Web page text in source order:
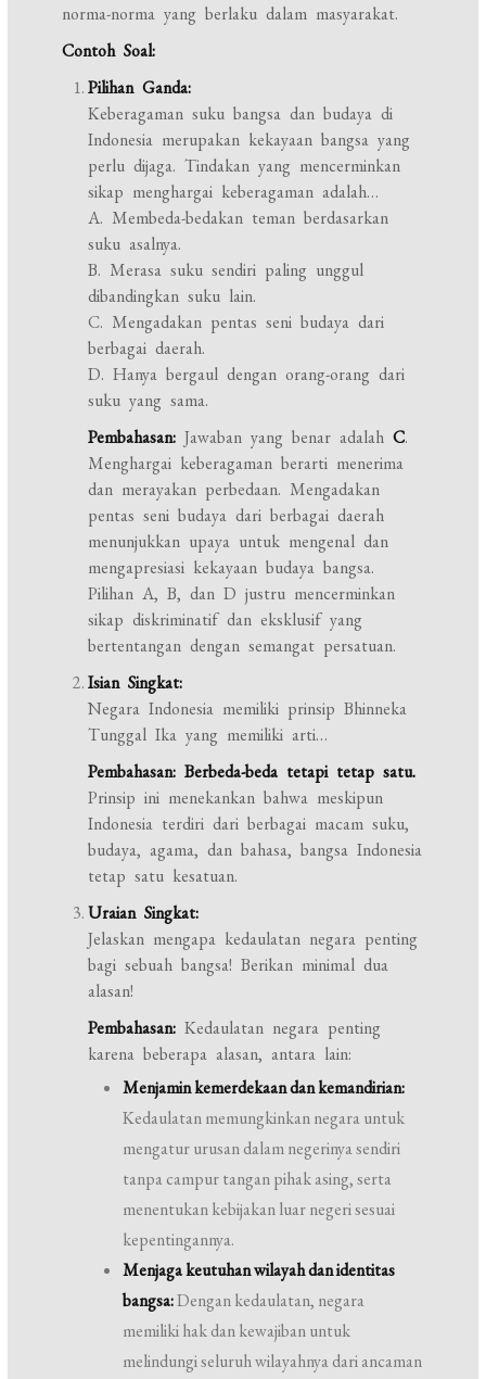
norma-norma yang berlaku dalam masyarakat.
Contoh Soal:
Pilihan Ganda:
Keberagaman suku bangsa dan budaya di
Indonesia merupakan kekayaan bangsa yang
perlu dijaga. Tindakan yang mencerminkan
sikap menghargai keberagaman adalah…
A. Membeda-bedakan teman berdasarkan
suku asalnya.
B. Merasa suku sendiri paling unggul
dibandingkan suku lain.
C. Mengadakan pentas seni budaya dari
berbagai daerah.
D. Hanya bergaul dengan orang-orang dari
suku yang sama.
Pembahasan: Jawaban yang benar adalahC.
Menghargai keberagaman berarti menerima
dan merayakan perbedaan. Mengadakan
pentas seni budaya dari berbagai daerah
menunjukkan upaya untuk mengenal dan
mengapresiasi kekayaan budaya bangsa.
Pilihan A, B, dan D justru mencerminkan
sikap diskriminatif dan eksklusif yang
bertentangan dengan semangat persatuan.
Isian Singkat:
Negara Indonesia memiliki prinsip Bhinneka
Tunggal Ika yang memiliki arti…
Pembahasan: Berbeda-beda tetapi tetap satu.
Prinsip ini menekankan bahwa meskipun
Indonesia terdiri dari berbagai macam suku,
budaya, agama, dan bahasa, bangsa Indonesia
tetap satu kesatuan.
Uraian Singkat:
Jelaskan mengapa kedaulatan negara penting
bagi sebuah bangsa! Berikan minimal dua
alasan!
Pembahasan: Kedaulatan negara penting
karena beberapa alasan, antara lain:
Menjamin kemerdekaan dan kemandirian:
Kedaulatan memungkinkan negara untuk
mengatur urusan dalam negerinya sendiri
tanpa campur tangan pihak asing, serta
menentukan kebijakan luar negeri sesuai
kepentingannya.
Menjaga keutuhan wilayah dan identitas
bangsa:Dengan kedaulatan, negara
memiliki hak dan kewajiban untuk
melindungi seluruh wilayahnya dari ancaman